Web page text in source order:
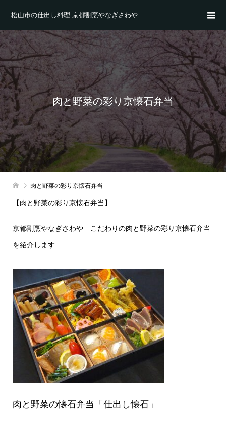
松山市の仕出し料理 京都割烹やなぎさわや
肉と野菜の彩り京懐石弁当
肉と野菜の彩り京懐石弁当
【肉と野菜の彩り京懐石弁当】
京都割烹やなぎさわや こだわりの肉と野菜の彩り京懐石弁当
を紹介します
肉と野菜の懐石弁当「仕出し懐石」